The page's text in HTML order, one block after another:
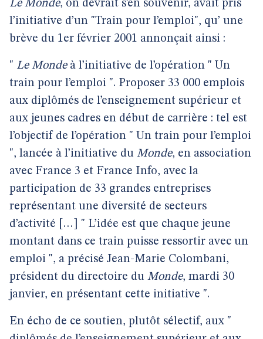
Le Monde, on devrait s’en souvenir, avait pris
l’initiative d’un "Train pour l’emploi", qu’ une
brève du 1er février 2001 annonçait ainsi :
" Le Mondeà l’initiative de l’opération " Un
train pour l’emploi ". Proposer 33 000 emplois
aux diplômés de l’enseignement supérieur et
aux jeunes cadres en début de carrière : tel est
l’objectif de l’opération " Un train pour l’emploi
", lancée à l’initiative du Monde, en association
avec France 3 et France Info, avec la
participation de 33 grandes entreprises
représentant une diversité de secteurs
d’activité […] " L’idée est que chaque jeune
montant dans ce train puisse ressortir avec un
emploi ", a précisé Jean-Marie Colombani,
président du directoire du Monde, mardi 30
janvier, en présentant cette initiative ".
En écho de ce soutien, plutôt sélectif, aux "